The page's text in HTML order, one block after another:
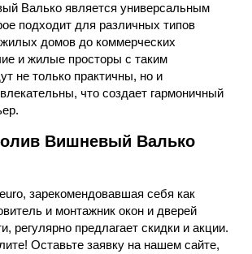
Валько является универсальным
подходит для различных типов
домов до коммерческих
и жилые просторы с таким
не только практичны, но и
что создает гармоничный
Вишневый Валько
зарекомендовавшая себя как
и монтажник окон и дверей
регулярно предлагает скидки и акции.
Оставьте заявку на нашем сайте,